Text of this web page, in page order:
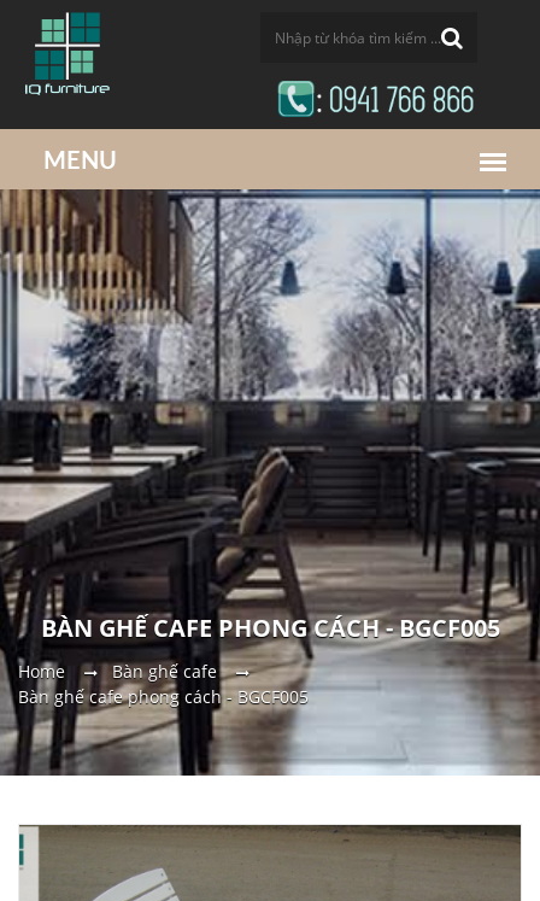
BÀN GHẾ CAFE PHONG CÁCH - BGCF005
Home
Bàn ghế cafe
Bàn ghế cafe phong cách - BGCF005